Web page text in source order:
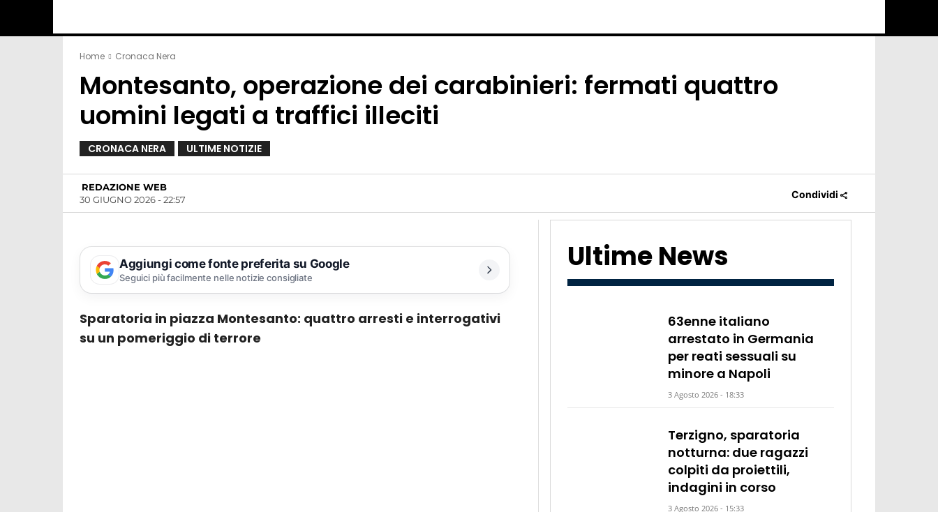
Home Cronaca Nera
Montesanto, operazione dei carabinieri: fermati quattro
uomini legati a traffici illeciti
CRONACA NERA ULTIME NOTIZIE
REDAZIONE WEB
30 GIUGNO 2026 - 22:57
Condividi
Ultime News
63enne italiano
arrestato in Germania
per reati sessuali su
minore a Napoli
3 Agosto 2026 - 18:33
Terzigno, sparatoria
notturna: due ragazzi
colpiti da proiettili,
indagini in corso
3 Agosto 2026 - 15:33
Aggiungi come fonte preferita su Google
Seguici più facilmente nelle notizie consigliate
Sparatoria in piazza Montesanto: quattro arresti e interrogativi
su un pomeriggio di terrore